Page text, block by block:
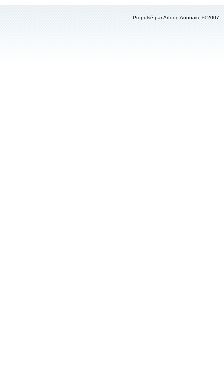
Propulsé parArfooo Annuaire © 2007